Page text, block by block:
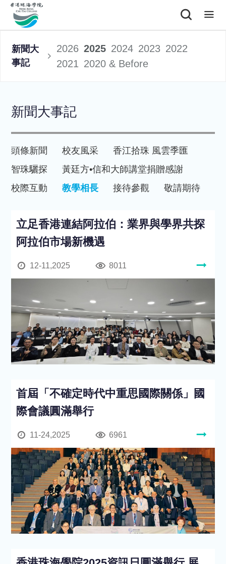
新聞大
事記
2026 2025 2024 2023 2022
2021 2020 & Before
新聞大事記
頭條新聞 校友風采
香江拾珠 風雲季匯
智珠驪探
黃廷方•信和大師講堂捐贈感謝
校際互動
教學相長 接待參觀 敬請期待
立足香港連結阿拉伯：業界與學界共探
阿拉伯市場新機遇
12-11,2025 8011
首屆「不確定時代中重思國際關係」國
際會議圓滿舉行
11-24,2025 6961